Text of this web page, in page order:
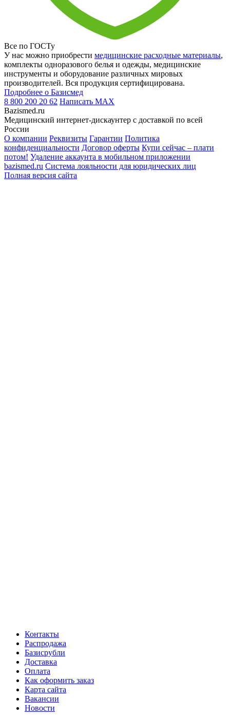
Все по ГОСТу
У нас можно приобрести медицинские расходные материалы,
комплекты одноразового белья и одежды, медицинские
инструменты и оборудование различных мировых
производителей. Вся продукция сертифицирована.
Подробнее о Базисмед
8 800 200 20 62 Написать MAX
Bazismed.ru
Медицинский интернет-дискаунтер с доставкой по всей
России
О компании Реквизиты Гарантии Политика
конфиденциальности Договор оферты Купи сейчас – плати
потом! Удаление аккаунта в мобильном приложении
bazismed.ru Система лояльности для юридических лиц
Полная версия сайта
Контакты
Распродажа
Базисрубли
Доставка
Оплата
Как оформить заказ
Карта сайта
Вакансии
Новости